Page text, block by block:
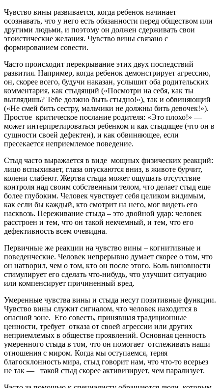
Чувство вины развивается, когда ребенок начинает
осознавать, что у него есть обязанности перед обществом или
другими людьми, и поэтому он должен сдерживать свои
эгоистические желания. Чувство вины связано с
формированием совести.
Часто происходит перекрывание этих двух последствий
развития. Например, когда ребенок демонстрирует агрессию,
он, скорее всего, будучи наказан, услышит оба родительских
комментария, как стыдящий («Посмотри на себя, как ты
выглядишь? Тебе должно быть стыдно!»), так и обвиняющий
(«Не смей бить сестру, мальчики не должны бить девочек!»).
Простое критическое послание родителя: «Это плохо!» —
может интерпретироваться ребенком и как стыдящее (что он в
сущности своей дефектен), и как обвиняющее, если
пресекается неприемлемое поведение.
Стыд часто выражается в виде мощных физических реакций:
лицо вспыхивает, глаза опускаются вниз, в животе бурчит,
колени слабеют. Жертва стыда может ощущать отсутствие
контроля над своим собственным телом, что делает стыд еще
более глубоким. Человек чувствует себя целиком видимым,
как если бы каждый, кто смотрит на него, мог видеть его
насквозь. Переживание стыда – это двойной удар: человек
расстроен и тем, что он такой некчемный, и тем, что его
дефективность всем очевидна.
Первичные же реакции на чувство вины – когнитивные и
поведенческие. Человек непрерывно думает скорее о том, что
он натворил, чем о том, кто он после этого. Боль виновности
стимулирует его сделать что-нибудь, что улучшит ситуацию
или компенсирует причиненный вред.
Умеренные чувства вины и стыда несут позитивные функции.
Чувство вины служит сигналом, что человек находится в
опасной зоне. Его совесть, принявшая традиционные
ценности, требует отказа от своей агрессии или других
неприемлемых в обществе проявлений. Основная ценность
умеренного стыда в том, что он помогает отслеживать наши
отношения с миром. Когда мы оступаемся, теряя
благосклонность мира, стыд говорит нам, что что-то всерьез
не так — такой стыд скорее активизирует, чем парализует.